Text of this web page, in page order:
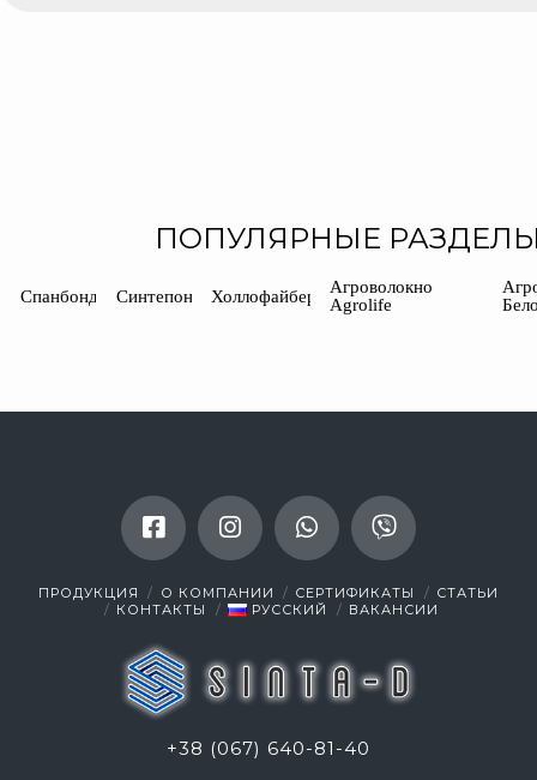
ПОПУЛЯРНЫЕ
Спанбонд Синтепон Холлофайбер
Агроволокно
Agrolife
ПРОДУКЦИЯ О КОМПАНИИ СЕРТИФИКАТЫ
СТАТЬИ
КОНТАКТЫ
РУССКИЙ ВАКАНСИИ
+38 (067) 640-81-40